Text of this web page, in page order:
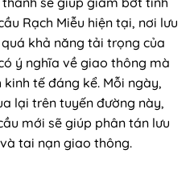
Rạch Miễu hiện tại, nơi lưu
khả năng tải trọng của
ý nghĩa về giao thông mà
tế đáng kể. Mỗi ngày,
lại trên tuyến đường này,
mới sẽ giúp phân tán lưu
tai nạn giao thông.